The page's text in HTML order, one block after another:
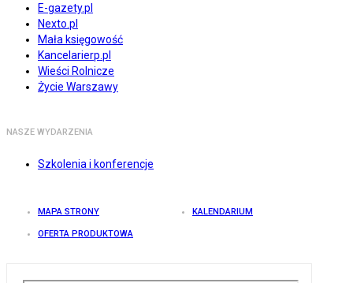
E-gazety.pl
Nexto.pl
Mała księgowość
Kancelarierp.pl
Wieści Rolnicze
Życie Warszawy
NASZE WYDARZENIA
Szkolenia i konferencje
MAPA STRONY KALENDARIUM
OFERTA PRODUKTOWA